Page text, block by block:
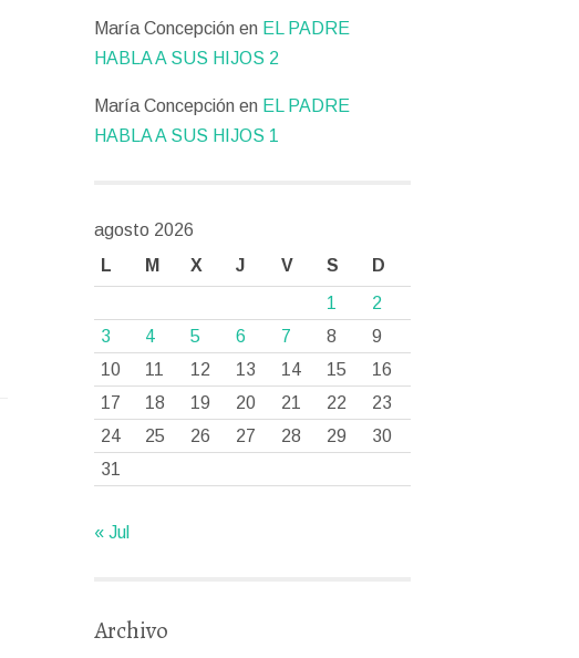
María Concepción en EL PADRE
HABLA A SUS HIJOS 2
María Concepción en EL PADRE
HABLA A SUS HIJOS 1
agosto 2026
L
M X J V S
D
1
2
3
4 5 6 7 8
9
10
11 12 13 14 15
16
17
18 19 20 21 22
23
24
25 26 27 28 29
30
31
« Jul
Archivo